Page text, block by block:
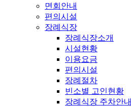
면회안내
편의시설
장례식장
장례식장소개
시설현황
이용요금
편의시설
장례절차
빈소별 고인현황
장례식장 주차안내